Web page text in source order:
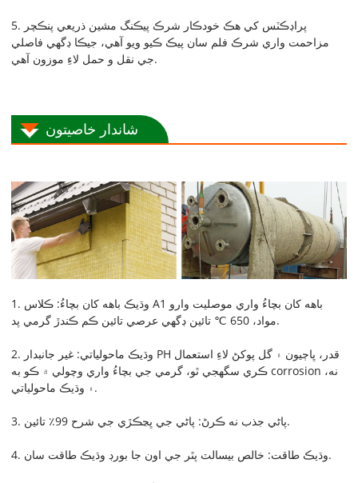
5. پراڊڪٽس کي هڪ خودڪار شرڪ پيڪنگ مشين ذريعي پنڪچر
مزاحمت واري شرڪ فلم سان پيڪ ڪيو ويو آهي، جيڪا ڊگهي فاصلي
جي نقل و حمل لاءِ موزون آهي.
شاندار خاصيتون
1. وڌيڪ باهه کان بچاءُ: ڪلاس A1 باهه کان بچاءُ واري موصليت وارو
مواد، 650 ℃ تائين ڊگهي عرصي تائين ڪم ڪندڙ گرمي پد.
2. وڌيڪ ماحولياتي: غير جانبدار PH قدر، ڀاڄيون ۽ گل پوکڻ لاءِ استعمال
ڪري سگهجي ٿو، گرمي جي بچاءُ واري وچولي ۾ ڪو به corrosion نه،
۽ وڌيڪ ماحولياتي.
3. پاڻي جذب نه ڪرڻ: پاڻي جي ڀڃڪڙي جي شرح 99٪ تائين.
4. وڌيڪ طاقت: خالص بيسالٽ پٿر جي اون جا بورڊ وڌيڪ طاقت سان.